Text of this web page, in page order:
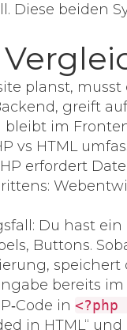
. Diese beiden
planst,
, greift
bleibt im
vs HTML
erfordert
Du hast
Buttons.
bereits
in <?php
in HTML“